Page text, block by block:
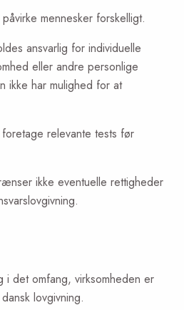
mennesker forskelligt.
ansvarlig for individuelle
eller andre personlige
ikke har mulighed for at
relevante tests før
ikke eventuelle rettigheder
i det omfang, virksomheden er
lovgivning.